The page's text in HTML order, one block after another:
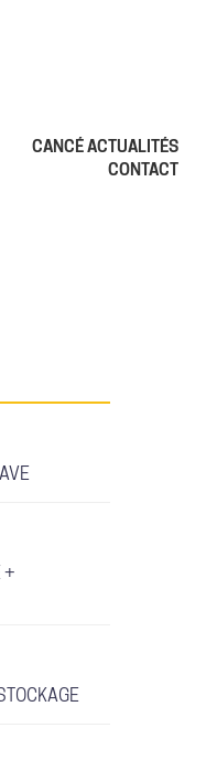
CANCÉ ACTUALITÉS
CONTACT
+